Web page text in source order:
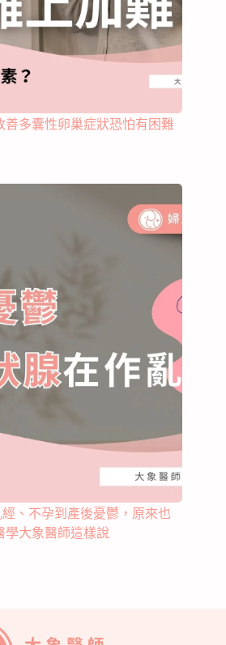
善多囊性卵巢症狀恐怕有困難
經、不孕到產後憂鬱，原來也
學大象醫師這樣說